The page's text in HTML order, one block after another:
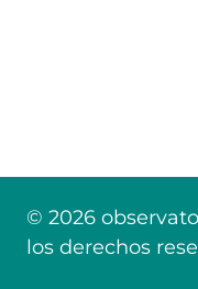
© 2026
los derechos